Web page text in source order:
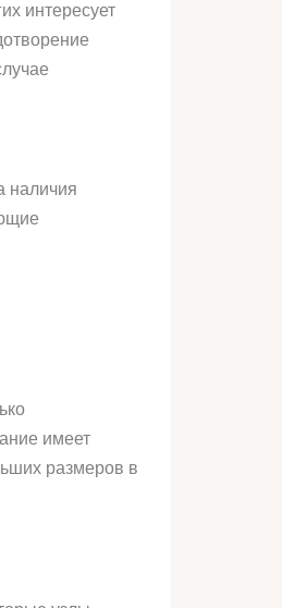
интересует
наличия
имеет
размеров в